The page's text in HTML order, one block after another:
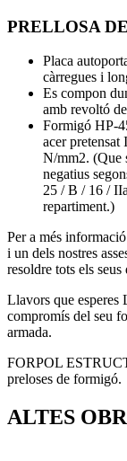
PRELLOSA
Placa
càrregues i
Es compon
amb revoltó
Formigó HP-
acer pretensat
N/mm2. (Que
negatius
25 / B / 16 /
repartiment.)
Per a més informació
i un dels nostres
resoldre tots els seus
Llavors que
compromís del seu
armada.
FORPOL
preloses de formigó.
ALTES